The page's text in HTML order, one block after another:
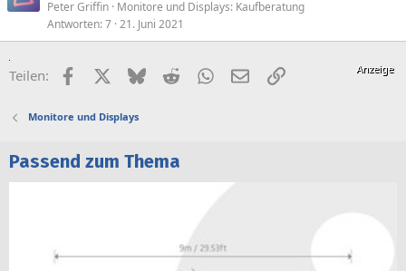
Peter Griffin Monitore und Displays: Kaufberatung
Antworten 7 21. Juni 2021
Teilen: FacebookX (Twitter)
BlueskyRedditWhatsApp
E-MailLink
Monitore und Displays
Passend zum Thema